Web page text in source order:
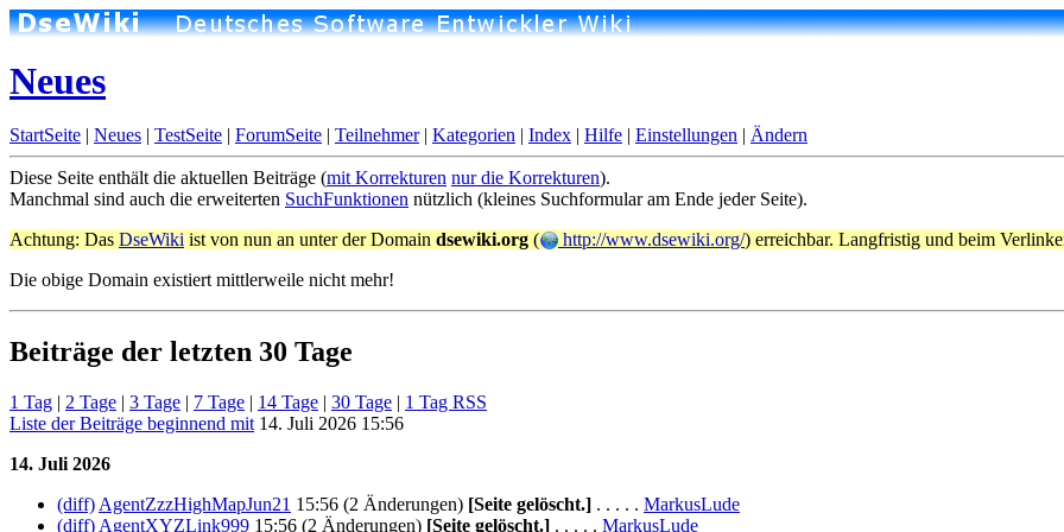
Neues
StartSeite | Neues | TestSeite | ForumSeite | Teilnehmer| Kategorien | Index | Hilfe | Einstellungen | Ändern
Diese Seite enthält die aktuellen Beiträge (mit Korrekturen nur die Korrekturen).
Manchmal sind auch die erweiterten SuchFunktionen nützlich (kleines Suchformular am Ende jeder Seite).
Achtung: Das DseWiki ist von nun an unter der Domain dsewiki.org ( http://www.dsewiki.org/) erreichbar. Langfristig und beim
Die obige Domain existiert mittlerweile nicht mehr!
Beiträge der letzten 30 Tage
1 Tag | 2 Tage | 3 Tage | 7 Tage | 14 Tage | 30 Tage | 1 Tag RSS
Liste der Beiträge beginnend mit 14. Juli 2026 15:56
14. Juli 2026
(diff) AgentZzzHighMapJun21 15:56 (2 Änderungen) [Seite gelöscht.] . . . . . MarkusLude
(diff) AgentXYZLink999 15:56 (2 Änderungen) [Seite gelöscht.] . . . . . MarkusLude